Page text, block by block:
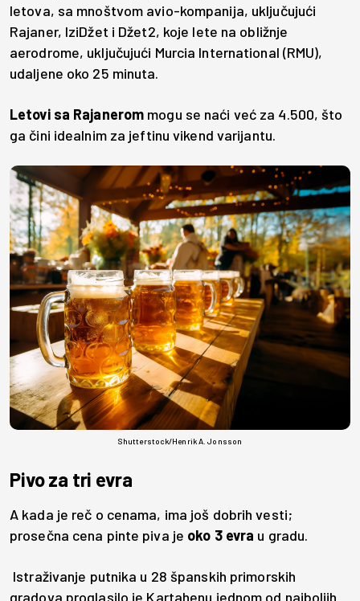
letova, sa mnoštvom avio-kompanija, uključujući
Rajaner, IziDžet i Džet2, koje lete na obližnje
aerodrome, uključujući Murcia International (RMU),
udaljene oko 25 minuta.
Letovi sa Rajanerom mogu se naći već za 4.500, što
ga čini idealnim za jeftinu vikend varijantu.
Shutterstock/Henrik A. Jonsson
Pivo za tri evra
A kada je reč o cenama, ima još dobrih vesti;
prosečna cena pinte piva je oko 3 evra u gradu.
Istraživanje putnika u 28 španskih primorskih
gradova proglasilo je Kartahenu jednom od najboljih